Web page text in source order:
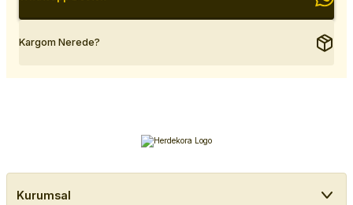
Kargom Nerede?
Kurumsal